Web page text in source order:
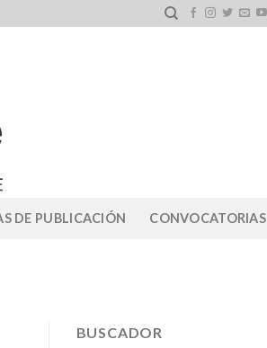
DE PUBLICACIÓN CONVOCATORIAS
BUSCADOR